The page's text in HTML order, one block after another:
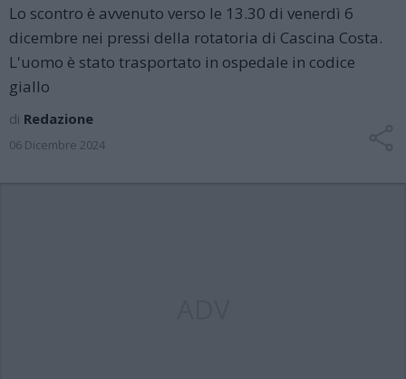
Lo scontro è avvenuto verso le 13.30 di venerdì 6
dicembre nei pressi della rotatoria di Cascina Costa.
L'uomo è stato trasportato in ospedale in codice
giallo
di Redazione
06 Dicembre 2024